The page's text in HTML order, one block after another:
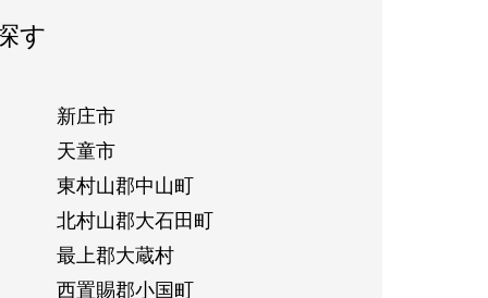
す
新庄市
天童市
東村山郡中山町
北村山郡大石田町
最上郡大蔵村
西置賜郡小国町